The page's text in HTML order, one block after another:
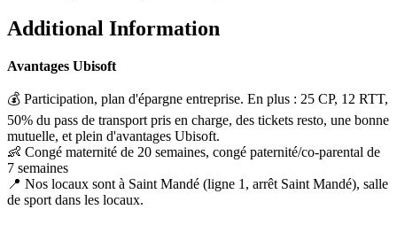
Additional Information
Avantages Ubisoft
💰 Participation, plan d'épargne entreprise. En plus : 25 CP, 12 RTT,
50% du pass de transport pris en charge, des tickets resto, une bonne
mutuelle, et plein d'avantages Ubisoft.
👶 Congé maternité de 20 semaines, congé paternité/co-parental de
7 semaines
📍 Nos locaux sont à Saint Mandé (ligne 1, arrêt Saint Mandé), salle
de sport dans les locaux.